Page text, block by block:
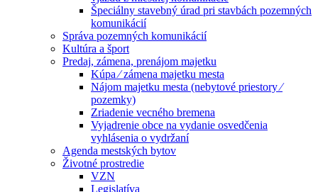
Špeciálny stavebný úrad pri stavbách pozemných
komunikácií
Správa pozemných komunikácií
Kultúra a šport
Predaj, zámena, prenájom majetku
Kúpa ⁄ zámena majetku mesta
Nájom majetku mesta (nebytové priestory ⁄
pozemky)
Zriadenie vecného bremena
Vyjadrenie obce na vydanie osvedčenia
vyhlásenia o vydržaní
Agenda mestských bytov
Životné prostredie
VZN
Legislatíva